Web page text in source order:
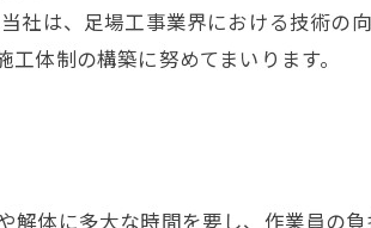
社は、足場工事業界における技術の
体制の構築に努めてまいります。
体に多大な時間を要し、作業員の